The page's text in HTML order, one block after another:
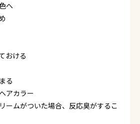
へ
おける
る
アカラー
ームがついた場合、反応臭がするこ